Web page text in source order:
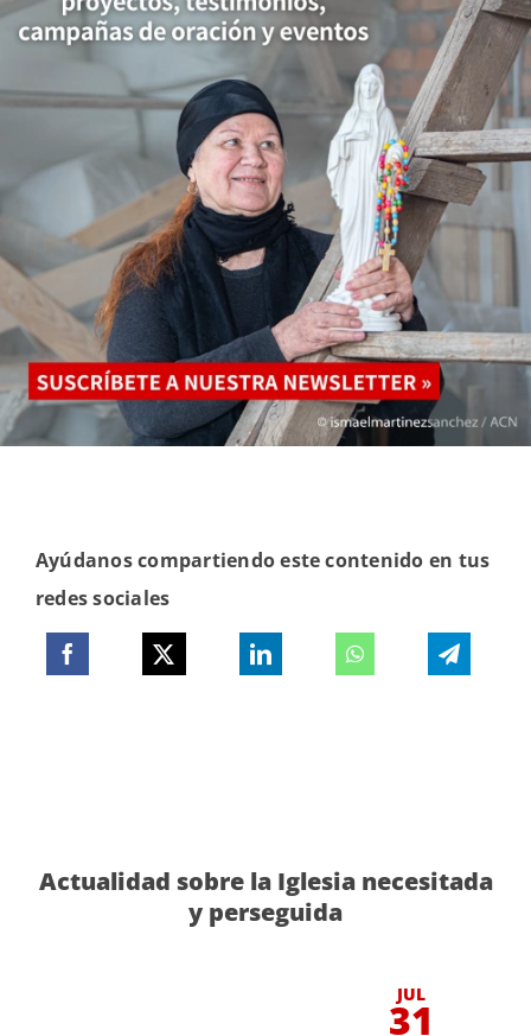
Ayúdanos compartiendo este contenido en tus
redes sociales
Actualidad sobre la Iglesia necesitada
y perseguida
JUL
31